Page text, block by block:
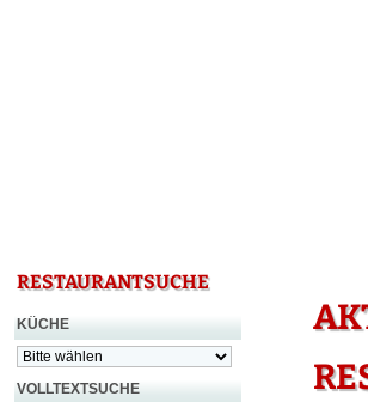
RESTAURANTSUCHE
KÜCHE
VOLLTEXTSUCHE